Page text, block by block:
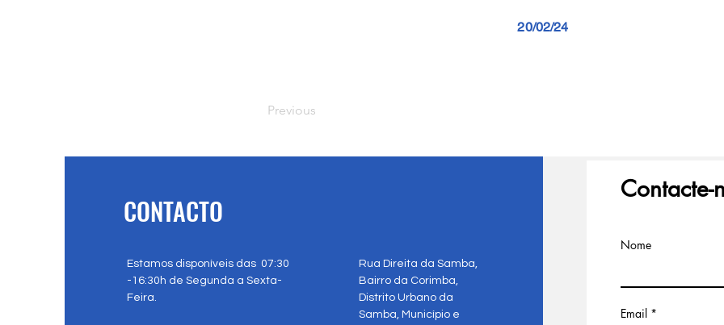
20/02/24
Previous
CONTACTO
Estamos disponíveis das 07:30
-16:30h de Segunda a Sexta-
Feira.
Rua Direita da Samba,
Bairro da Corimba,
Distrito Urbano da
Samba, Município e
Contacte-
Nome
Email